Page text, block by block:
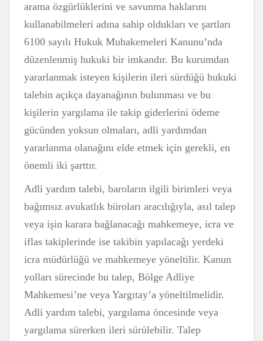
arama özgürlüklerini ve savunma haklarını
kullanabilmeleri adına sahip oldukları ve şartları
6100 sayılı Hukuk Muhakemeleri Kanunu’nda
düzenlenmiş hukuki bir imkandır. Bu kurumdan
yararlanmak isteyen kişilerin ileri sürdüğü hukuki
talebin açıkça dayanağının bulunması ve bu
kişilerin yargılama ile takip giderlerini ödeme
gücünden yoksun olmaları, adli yardımdan
yararlanma olanağını elde etmek için gerekli, en
önemli iki şarttır.
Adli yardım talebi, baroların ilgili birimleri veya
bağımsız avukatlık büroları aracılığıyla, asıl talep
veya işin karara bağlanacağı mahkemeye, icra ve
iflas takiplerinde ise takibin yapılacağı yerdeki
icra müdürlüğü ve mahkemeye yöneltilir. Kanun
yolları sürecinde bu talep, Bölge Adliye
Mahkemesi’ne veya Yargıtay’a yöneltilmelidir.
Adli yardım talebi, yargılama öncesinde veya
yargılama sürerken ileri sürülebilir. Talep